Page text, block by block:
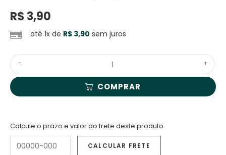
R$ 3,90
até 1x de R$ 3,90 sem juros
- +
COMPRAR
Calcule o prazo e valor do frete deste produto